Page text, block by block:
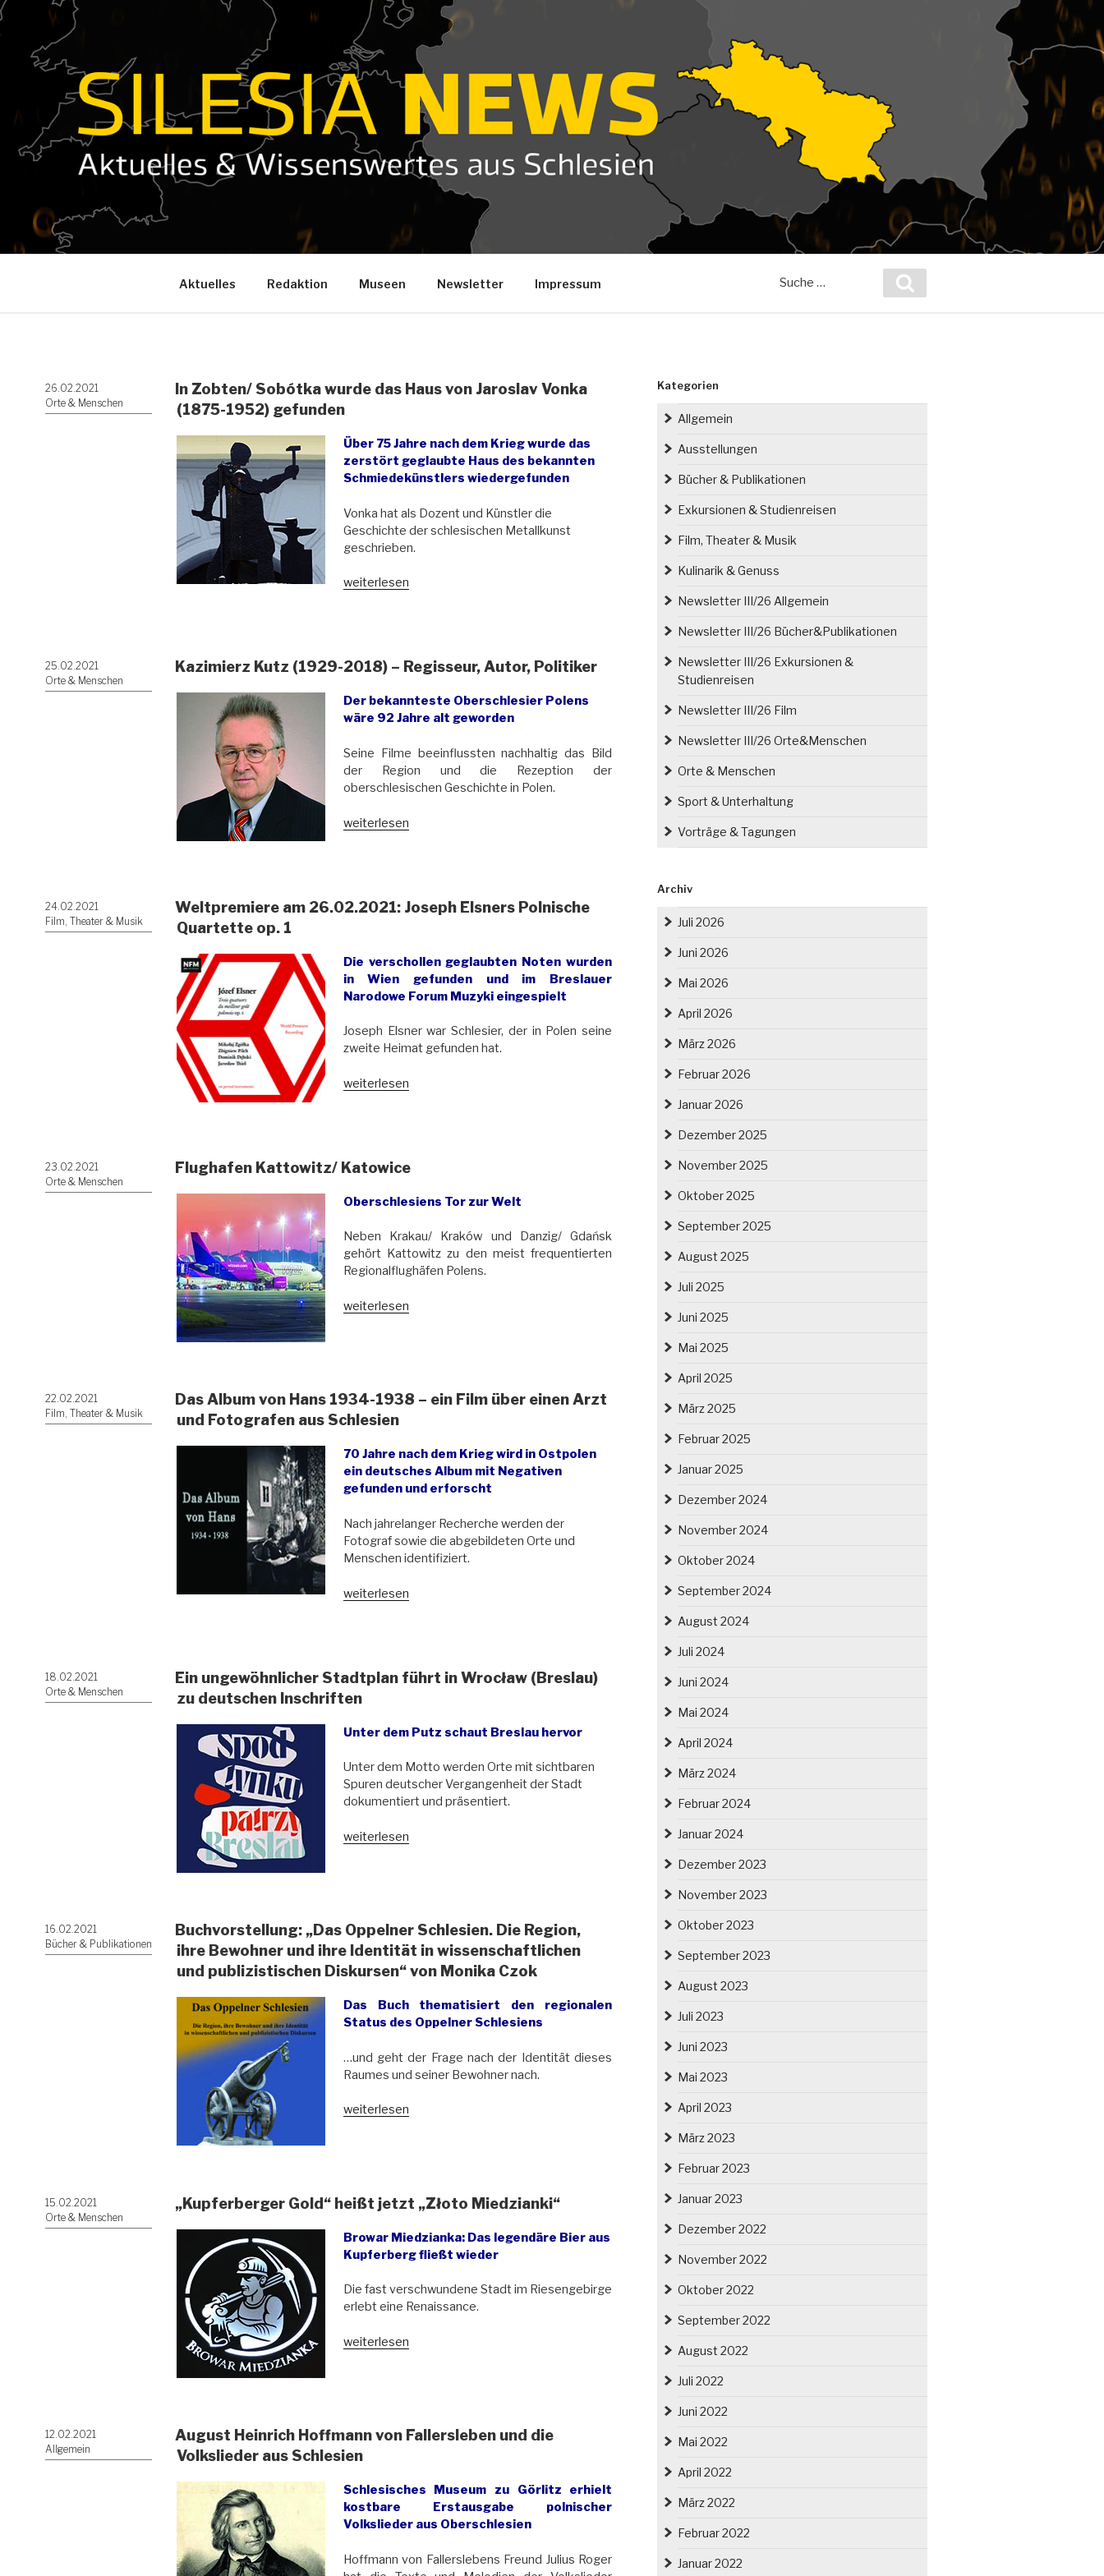
Zum
Inhalt
springen
Aktuelles Redaktion Museen Newsletter Impressum
nach:
Veröffentlicht
am
26.02.2021
Orte & Menschen
In Zobten/ Sobótka wurde das Haus von Jaroslav Vonka
(1875-1952) gefunden
Über 75 Jahre nach dem Krieg wurde das
zerstört geglaubte Haus des bekannten
Schmiedekünstlers wiedergefunden
Vonka hat als Dozent und Künstler die
Geschichte der schlesischen Metallkunst
geschrieben.
„In
Haus
Jaroslav
Vonka
1952)
gefunden“
weiterlesen
Veröffentlicht
am
25.02.2021
Orte & Menschen
Kazimierz Kutz (1929-2018) – Regisseur, Autor, Politiker
Der bekannteste Oberschlesier Polens
wäre 92 Jahre alt geworden
Seine Filme beeinflussten nachhaltig das Bild
der Region und die Rezeption der
oberschlesischen Geschichte in Polen.
„Kazimierz
Regisseur,
weiterlesen
Veröffentlicht
am
24.02.2021
Film, Theater & Musik
Weltpremiere am 26.02.2021: Joseph Elsners Polnische
Quartette op. 1
Die verschollen geglaubten Noten wurden
in Wien gefunden und im Breslauer
Narodowe Forum Muzyki eingespielt
Joseph Elsner war Schlesier, der in Polen seine
zweite Heimat gefunden hat.
„Weltpremiere
Polnische
op.
weiterlesen
Veröffentlicht
am
23.02.2021
Orte & Menschen
Flughafen Kattowitz/ Katowice
Oberschlesiens Tor zur Welt
Neben Krakau/ Kraków und Danzig/ Gdańsk
gehört Kattowitz zu den meist frequentierten
Regionalflughäfen Polens.
„Flughafen
weiterlesen
Veröffentlicht
am
22.02.2021
Film, Theater & Musik
Das Album von Hans 1934-1938 – ein Film über einen Arzt
und Fotografen aus Schlesien
70 Jahre nach dem Krieg wird in Ostpolen
ein deutsches Album mit Negativen
gefunden und erforscht
Nach jahrelanger Recherche werden der
Fotograf sowie die abgebildeten Orte und
Menschen identifiziert.
„Das
1938
–
Film
einen
Arzt
und
aus
weiterlesen
Veröffentlicht
am
18.02.2021
Orte & Menschen
Ein ungewöhnlicher Stadtplan führt in Wrocław (Breslau)
zu deutschen Inschriften
Unter dem Putz schaut Breslau hervor
Unter dem Motto werden Orte mit sichtbaren
Spuren deutscher Vergangenheit der Stadt
dokumentiert und präsentiert.
„Ein
Wrocław
(Breslau)
zu
deutschen
weiterlesen
Veröffentlicht
am
16.02.2021
Bücher & Publikationen
Buchvorstellung: „Das Oppelner Schlesien. Die Region,
ihre Bewohner und ihre Identität in wissenschaftlichen
und publizistischen Diskursen“ von Monika Czok
Das Buch thematisiert den regionalen
Status des Oppelner Schlesiens
…und geht der Frage nach der Identität dieses
Raumes und seiner Bewohner nach.
„Buchvorstellung:
Region,
ihre
Bewohner
und
ihre
Identität
in
wissenschaftlichen
publizistischen
weiterlesen
Veröffentlicht
am
15.02.2021
Orte & Menschen
„Kupferberger Gold“ heißt jetzt „Złoto Miedzianki“
Browar Miedzianka: Das legendäre Bier aus
Kupferberg fließt wieder
Die fast verschwundene Stadt im Riesengebirge
erlebt eine Renaissance.
„„Kupferberger
Miedzianki““
weiterlesen
Veröffentlicht
am
12.02.2021
Allgemein
August Heinrich Hoffmann von Fallersleben und die
Volkslieder aus Schlesien
Schlesisches Museum zu Görlitz erhielt
kostbare Erstausgabe polnischer
Volkslieder aus Oberschlesien
Hoffmann von Fallerslebens Freund Julius Roger
Kategorien
Allgemein
Ausstellungen
Bücher & Publikationen
Exkursionen & Studienreisen
Film, Theater & Musik
Kulinarik & Genuss
Newsletter III/26 Allgemein
Newsletter III/26 Bücher&Publikationen
Newsletter III/26 Exkursionen &
Studienreisen
Newsletter III/26 Film
Newsletter III/26 Orte&Menschen
Orte & Menschen
Sport & Unterhaltung
Vorträge & Tagungen
Archiv
Juli 2026
Juni 2026
Mai 2026
April 2026
März 2026
Februar 2026
Januar 2026
Dezember 2025
November 2025
Oktober 2025
September 2025
August 2025
Juli 2025
Juni 2025
Mai 2025
April 2025
März 2025
Februar 2025
Januar 2025
Dezember 2024
November 2024
Oktober 2024
September 2024
August 2024
Juli 2024
Juni 2024
Mai 2024
April 2024
März 2024
Februar 2024
Januar 2024
Dezember 2023
November 2023
Oktober 2023
September 2023
August 2023
Juli 2023
Juni 2023
Mai 2023
April 2023
März 2023
Februar 2023
Januar 2023
Dezember 2022
November 2022
Oktober 2022
September 2022
August 2022
Juli 2022
Juni 2022
Mai 2022
April 2022
März 2022
Februar 2022
Januar 2022